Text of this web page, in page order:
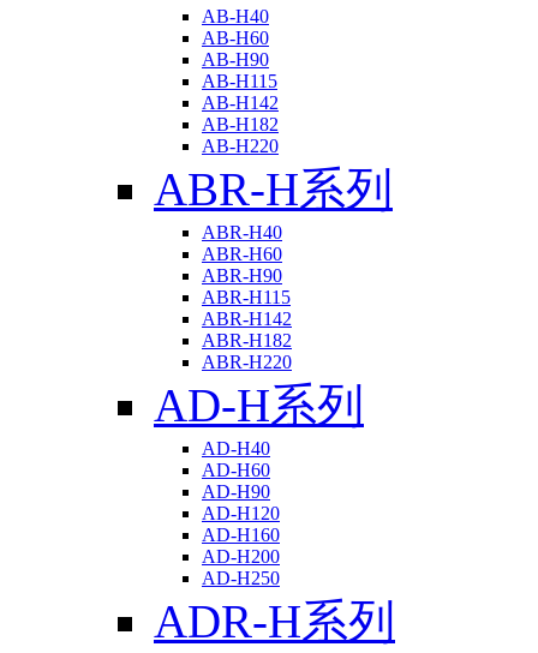
AB-H40
AB-H60
AB-H90
AB-H115
AB-H142
AB-H182
AB-H220
ABR-H系列
ABR-H40
ABR-H60
ABR-H90
ABR-H115
ABR-H142
ABR-H182
ABR-H220
AD-H系列
AD-H40
AD-H60
AD-H90
AD-H120
AD-H160
AD-H200
AD-H250
ADR-H系列